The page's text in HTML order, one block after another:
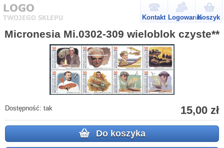
Kontakt LogowanieKoszyk
Micronesia Mi.0302-309 wieloblok czyste**
15,00 zł
Dostępność: tak
Do koszyka